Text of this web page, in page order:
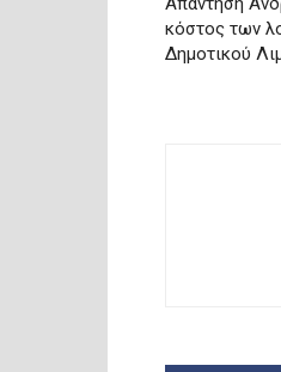
κόστος των
Δημοτικού